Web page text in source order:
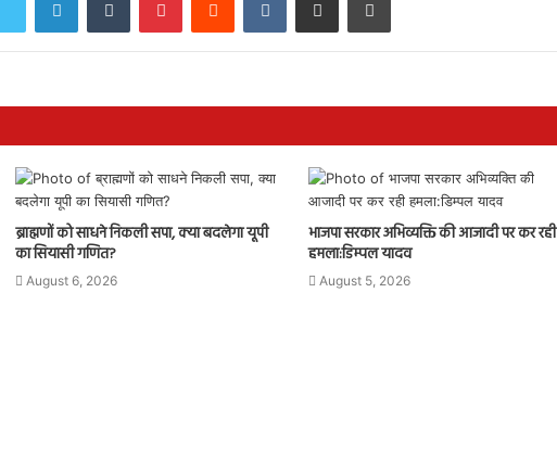
ब्राह्मणों को साधने निकली सपा, क्या बदलेगा यूपी
का सियासी गणित?
August 6, 2026
भाजपा सरकार अभिव्यक्ति की आजादी पर कर रही
हमला:डिम्पल यादव
August 5, 2026